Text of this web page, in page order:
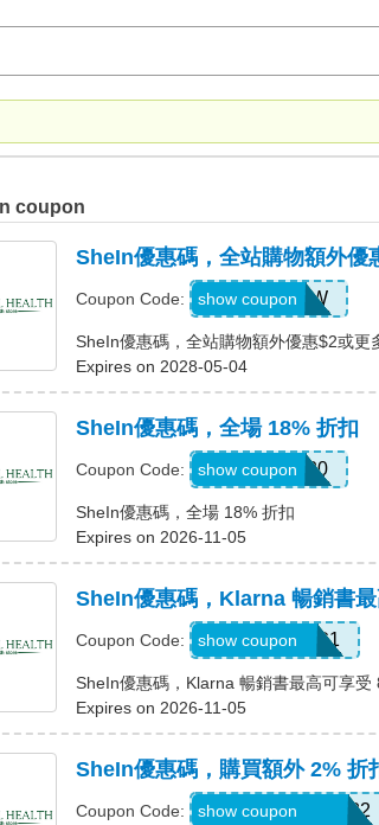
coupon
SheIn優惠碼，全站購物額外優
Coupon Code: US04184W
show coupon
SheIn優惠碼，全站購物額外優惠$2或更
Expires on 2028-05-04
SheIn優惠碼，全場 18% 折扣
Coupon Code: JULY0B20
show coupon
SheIn優惠碼，全場 18% 折扣
Expires on 2026-11-05
SheIn優惠碼，Klarna 暢銷書
Coupon Code: KLARNAAUG1
show coupon
SheIn優惠碼，Klarna 暢銷書最高可享受
Expires on 2026-11-05
SheIn優惠碼，購買額外 2% 折
Coupon Code: Coriannekotel7582
show coupon